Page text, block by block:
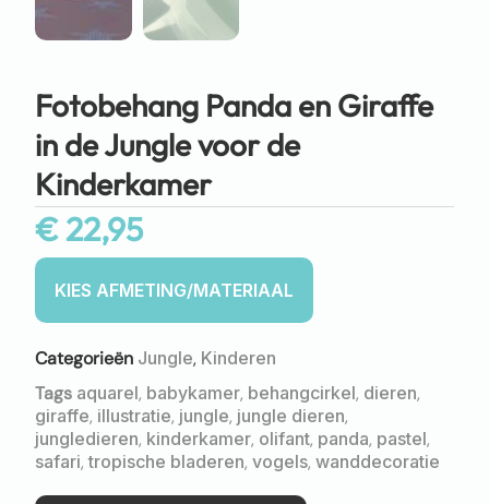
Fotobehang Panda en Giraffe
in de Jungle voor de
Kinderkamer
€22,95
Categorieën Jungle, Kinderen
Tags aquarel, babykamer, behangcirkel, dieren,
giraffe, illustratie, jungle, jungle dieren,
jungledieren, kinderkamer, olifant, panda, pastel,
safari,tropische bladeren, vogels, wanddecoratie